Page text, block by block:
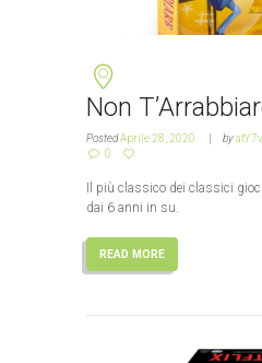
Non
PostedAprile 28, 2020 by
0
Il più classico dei classici
dai 6 anni in su.
READ MORE